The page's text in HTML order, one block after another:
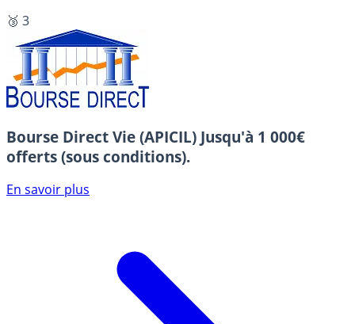
🥉 3
Bourse Direct Vie (APICIL) Jusqu'à 1 000€
offerts (sous conditions).
En savoir plus